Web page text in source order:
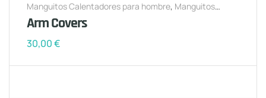
Manguitos Calentadores para hombre, Manguitos
Calentadores para mujer
Arm Covers
30,00€